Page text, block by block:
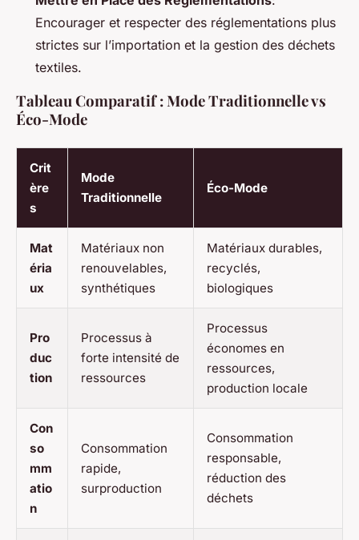
Encourager et respecter des réglementations plus
strictes sur l’importation et la gestion des déchets
textiles.
Tableau Comparatif : Mode Traditionnelle vs
Éco-Mode
Crit
ère
s
Mode
Traditionnelle
Éco-Mode
Mat
éria
ux
Matériaux non
renouvelables,
synthétiques
Matériaux durables,
recyclés,
biologiques
Pro
duc
tion
Processus à
forte intensité de
ressources
Processus
économes en
ressources,
production locale
Con
so
mm
atio
n
Consommation
rapide,
surproduction
Consommation
responsable,
réduction des
déchets